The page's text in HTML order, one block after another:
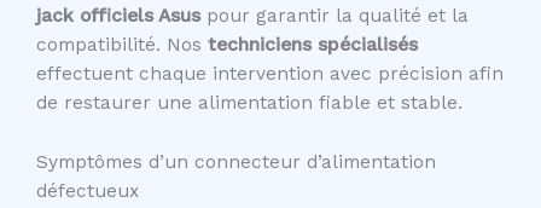
jack officiels Asuspour garantir la qualité et la
compatibilité. Nos techniciens spécialisés
effectuent chaque intervention avec précision afin
de restaurer une alimentation fiable et stable.
Symptômes d’un connecteur d’alimentation
défectueux